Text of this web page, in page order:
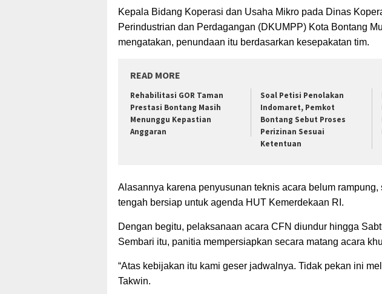
Kepala Bidang Koperasi dan Usaha Mikro pada Dinas
Perindustrian dan Perdagangan (DKUMPP) Kota Bontang
mengatakan, penundaan itu berdasarkan kesepakatan tim.
READ MORE
Rehabilitasi GOR Taman
Prestasi Bontang Masih
Menunggu Kepastian
Anggaran
Soal Petisi Penolakan
Indomaret, Pemkot
Bontang Sebut Proses
Perizinan Sesuai
Ketentuan
Alasannya karena penyusunan teknis acara belum rampung,
tengah bersiap untuk agenda HUT Kemerdekaan RI.
Dengan begitu, pelaksanaan acara CFN diundur hingga
Sembari itu, panitia mempersiapkan secara matang acara
“Atas kebijakan itu kami geser jadwalnya. Tidak pekan ini
Takwin.